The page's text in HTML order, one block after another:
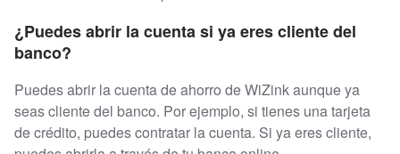
¿Puedes abrir la cuenta si ya eres cliente del
banco?
Puedes abrir la cuenta de ahorro de WiZink aunque ya
seas cliente del banco. Por ejemplo, si tienes una tarjeta
de crédito, puedes contratar la cuenta. Si ya eres cliente,